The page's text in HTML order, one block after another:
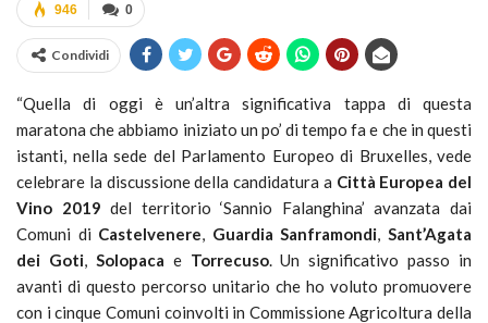
0
946
Condividi
“Quella di oggi è un’altra significativa tappa di questa
maratona che abbiamo iniziato un po’ di tempo fa e che in questi
istanti, nella sede del Parlamento Europeo di Bruxelles, vede
celebrare la discussione della candidatura a Città Europea del
Vino 2019 del territorio ‘Sannio Falanghina’ avanzata dai
Comuni di Castelvenere Guardia Sanframondi
Sant’Agata
dei Goti, Solopaca e Torrecuso. Un significativo passo in
avanti di questo percorso unitario che ho voluto promuovere
con i cinque Comuni coinvolti in Commissione Agricoltura della